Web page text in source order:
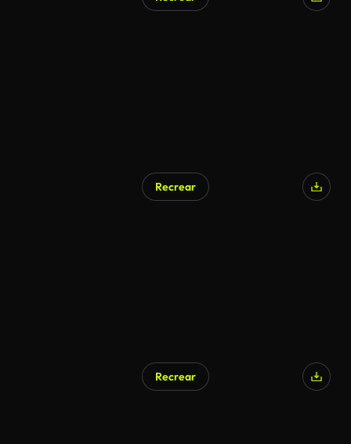
Recrear
Recrear